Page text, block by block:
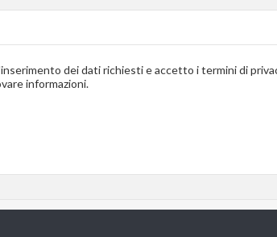
dei dati richiesti e accetto i termini di
informazioni.